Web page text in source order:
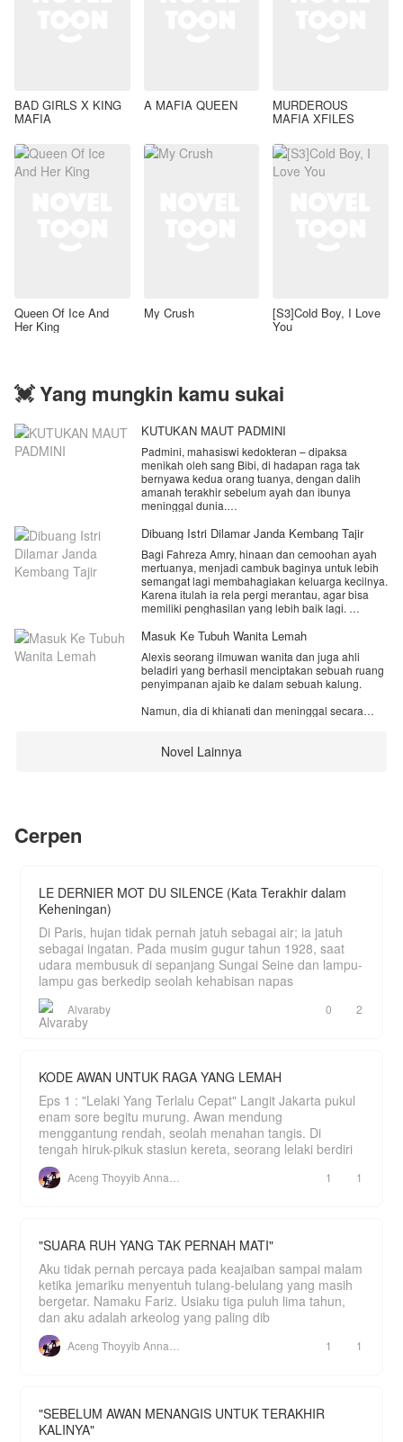
BAD GIRLS X KING
MAFIA
A MAFIA QUEEN MURDEROUS
MAFIA XFILES
Queen Of Ice And
Her King
My Crush [S3]Cold Boy, I Love
You
💓 Yang mungkin kamu sukai
KUTUKAN MAUT PADMINI
Padmini, mahasiswi kedokteran – dipaksa
menikah oleh sang Bibi, di hadapan raga tak
bernyawa kedua orang tuanya, dengan dalih
amanah terakhir sebelum ayah dan ibunya
meninggal dunia.
Banyak kejanggalan yang hinggap dihati Padmini,
menikah dengan pria berprofesi sebagai Mantri di
puskesmas. Dia pun terpaksa melepaskan
cintanya pergi begitu saja.
Apa yang sebenarnya terjadi?
demikian?
Dibuang Istri Dilamar Janda Kembang Tajir
Bagi Fahreza Amry, hinaan dan cemoohan ayah
mertuanya, menjadi cambuk baginya untuk lebih
semangat lagi membahagiakan keluarga kecilnya.
Karena itulah ia rela pergi merantau, agar bisa
memiliki penghasilan yang lebih baik lagi.
Namun, pengorbanan Reza justru tak menuai
karena Rinjani justru sengaja bermain api di
belakangnya.
perceraian tanpa alasan yang jelas.
begitu saja?
Masuk Ke Tubuh Wanita Lemah
Alexis seorang ilmuwan wanita dan juga ahli
beladiri yang berhasil menciptakan sebuah ruang
penyimpanan ajaib ke dalam sebuah kalung.
Namun, dia di khianati dan meninggal secara
Dan siapa sangka, jiwa nya justru masuk ke dalam
tubuh wanita lemah yang teraniaya. Yang juga
Cerita ini hanyalah fiksi belaka. Tidak ada
hubungannya dengan dunia nyata dan tidak
Novel Lainnya
Cerpen
LE DERNIER MOT DU SILENCE (Kata Terakhir dalam
Keheningan)
Di Paris, hujan tidak pernah jatuh sebagai air; ia jatuh
sebagai ingatan. Pada musim gugur tahun 1928, saat
udara membusuk di sepanjang Sungai Seine dan lampu-
lampu gas berkedip seolah kehabisan napas
Alvaraby 0 2
KODE AWAN UNTUK RAGA YANG LEMAH
Eps 1 : "Lelaki Yang Terlalu Cepat" Langit Jakarta pukul
enam sore begitu murung. Awan mendung
menggantung rendah, seolah menahan tangis. Di
tengah hiruk-pikuk stasiun kereta, seorang lelaki berdiri
1 1
"SUARA RUH YANG TAK PERNAH MATI"
Aku tidak pernah percaya pada keajaiban sampai malam
ketika jemariku menyentuh tulang-belulang yang masih
bergetar. Namaku Fariz. Usiaku tiga puluh lima tahun,
dan aku adalah arkeolog yang paling dib
1 1
"SEBELUM AWAN MENANGIS UNTUK TERAKHIR
KALINYA"